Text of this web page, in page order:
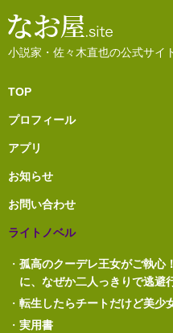
小説家・佐々木直也の公式サイ
TOP
プロフィール
アプリ
お知らせ
お問い合わせ
ライトノベル
・ 孤高のクーデレ王女がご執
に、なぜか二人っきりで逃避
・ 転生したらチートだけど美少
・ 実用書